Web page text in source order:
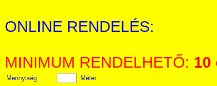
ONLINE RENDELÉS:
MINIMUM RENDELHETŐ: 10
Mennyiség:
Méter